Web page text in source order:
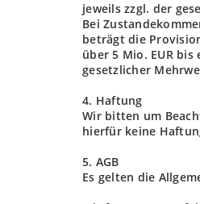
jeweils zzgl. der
Bei
beträgt die
über 5 Mio. EUR
gesetzlicher
4. Haftung
Wir bitten um
hierfür keine
5. AGB
Es gelten die